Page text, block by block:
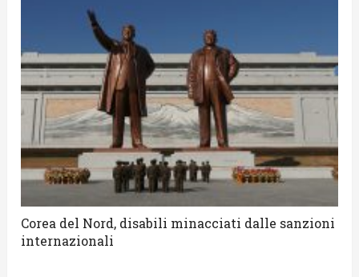
Corea del Nord, disabili minacciati dalle sanzioni
internazionali